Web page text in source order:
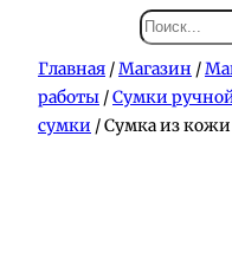
Поиск
Главная /Магазин /
работы /Сумки
сумки / Сумка из